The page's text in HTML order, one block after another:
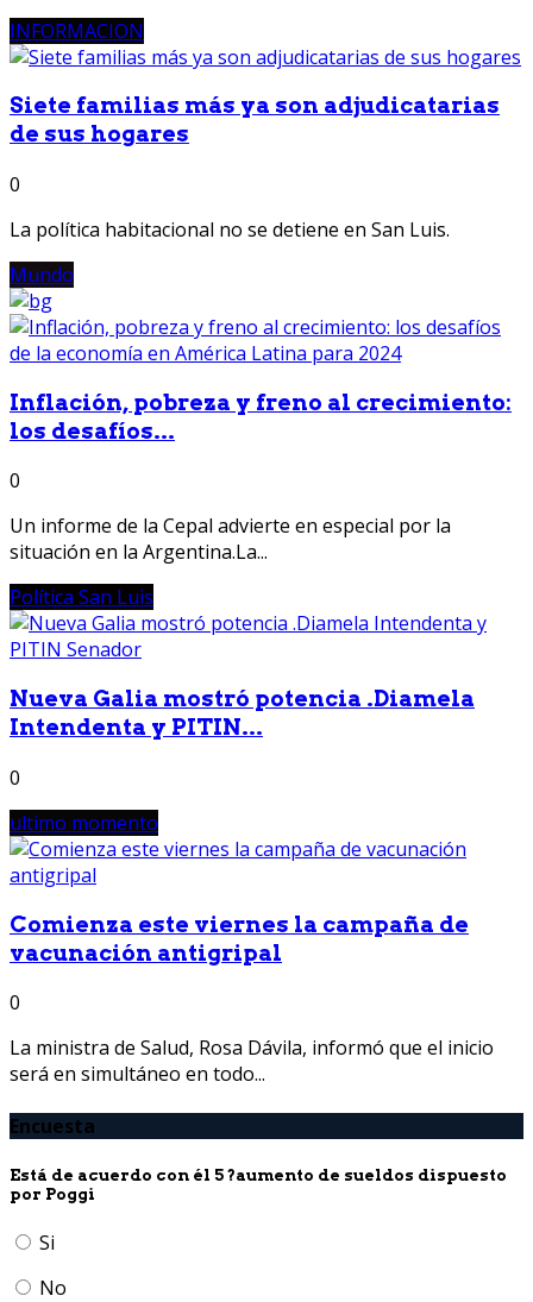
INFORMACION
Siete familias más ya son adjudicatarias
de sus hogares
0
La política habitacional no se detiene en San Luis.
Mundo
Inflación, pobreza y freno al crecimiento:
los desafíos...
0
Un informe de la Cepal advierte en especial por la
situación en la Argentina.La...
Política San Luis
Nueva Galia mostró potencia .Diamela
Intendenta y PITIN...
0
ultimo momento
Comienza este viernes la campaña de
vacunación antigripal
0
La ministra de Salud, Rosa Dávila, informó que el inicio
será en simultáneo en todo...
Encuesta
Está de acuerdo con él 5 ?aumento de sueldos dispuesto
por Poggi
Si
No